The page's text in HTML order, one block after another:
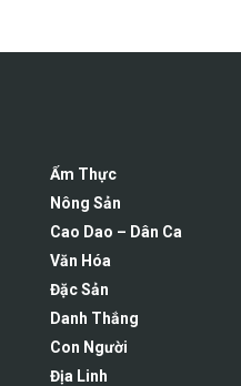
Ẩm Thực
Nông Sản
Cao Dao – Dân Ca
Văn Hóa
Đặc Sản
Danh Thắng
Con Người
Địa Linh